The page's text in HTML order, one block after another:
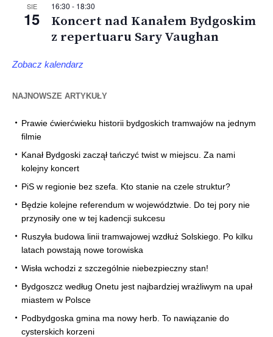
SIE
15
16:30 - 18:30
Koncert nad Kanałem Bydgoskim
z repertuaru Sary Vaughan
Zobacz kalendarz
NAJNOWSZE ARTYKUŁY
Prawie ćwierćwieku historii bydgoskich tramwajów na jednym
filmie
Kanał Bydgoski zaczął tańczyć twist w miejscu. Za nami
kolejny koncert
PiS w regionie bez szefa. Kto stanie na czele struktur?
Będzie kolejne referendum w województwie. Do tej pory nie
przynosiły one w tej kadencji sukcesu
Ruszyła budowa linii tramwajowej wzdłuż Solskiego. Po kilku
latach powstają nowe torowiska
Wisła wchodzi z szczególnie niebezpieczny stan!
Bydgoszcz według Onetu jest najbardziej wrażliwym na upał
miastem w Polsce
Podbydgoska gmina ma nowy herb. To nawiązanie do
cysterskich korzeni